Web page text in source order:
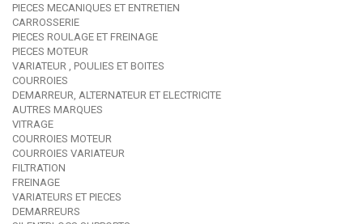
PIECES MECANIQUES ET ENTRETIEN
CARROSSERIE
PIECES ROULAGE ET FREINAGE
PIECES MOTEUR
VARIATEUR , POULIES ET BOITES
COURROIES
DEMARREUR, ALTERNATEUR ET ELECTRICITE
AUTRES MARQUES
VITRAGE
COURROIES MOTEUR
COURROIES VARIATEUR
FILTRATION
FREINAGE
VARIATEURS ET PIECES
DEMARREURS